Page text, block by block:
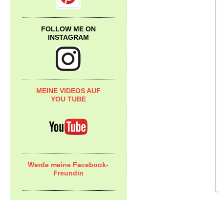
FOLLOW ME ON
INSTAGRAM
MEINE VIDEOS AUF
YOU TUBE
Werde meine Facebook-
Freundin